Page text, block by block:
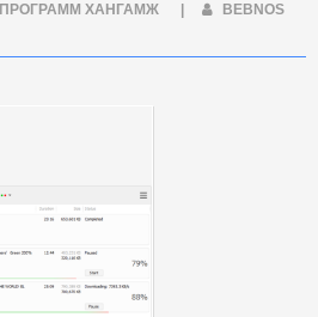
ПРОГРАММ ХАНГАМЖ BEBNOS